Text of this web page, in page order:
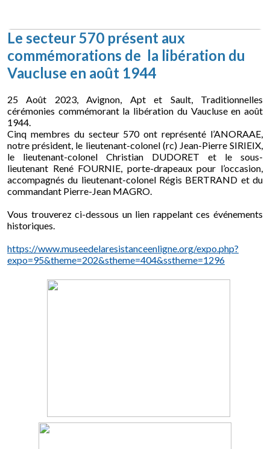
Le secteur 570 présent aux
commémorations de la libération du
Vaucluse en août 1944
25 Août 2023, Avignon, Apt et Sault, Traditionnelles
cérémonies commémorant la libération du Vaucluse en août
1944.
Cinq membres du secteur 570 ont représenté l’ANORAAE,
notre président, le lieutenant-colonel (rc) Jean-Pierre SIRIEIX,
le lieutenant-colonel Christian DUDORET et le sous-
lieutenant René FOURNIE, porte-drapeaux pour l’occasion,
accompagnés du lieutenant-colonel Régis BERTRAND et du
commandant Pierre-Jean MAGRO.
Vous trouverez ci-dessous un lien rappelant ces événements
historiques.
https://www.museedelaresistanceenligne.org/expo.php?
expo=95&theme=202&stheme=404&sstheme=1296